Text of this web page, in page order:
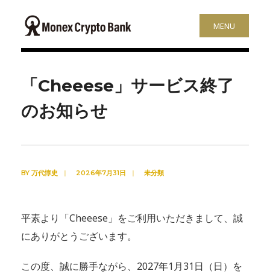
MENU
「Cheeese」サービス終了
のお知らせ
BY 万代惇史 | 2026年7月31日 | 未分類
平素より「Cheeese」をご利用いただきまして、誠
にありがとうございます。
この度、誠に勝手ながら、2027年1月31日（日）を